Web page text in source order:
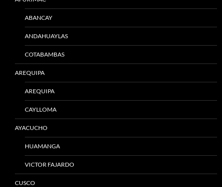
ABANCAY
ANDAHUAYLAS
COTABAMBAS
AREQUIPA
AREQUIPA
CAYLLOMA
AYACUCHO
HUAMANGA
VICTOR FAJARDO
CUSCO